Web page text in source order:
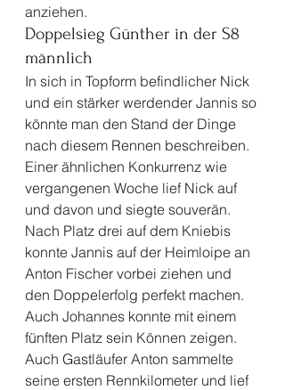
anziehen.
Doppelsieg Günther in der S8
männlich
In sich in Topform befindlicher Nick
und ein stärker werdender Jannis so
könnte man den Stand der Dinge
nach diesem Rennen beschreiben.
Einer ähnlichen Konkurrenz wie
vergangenen Woche lief Nick auf
und davon und siegte souverän.
Nach Platz drei auf dem Kniebis
konnte Jannis auf der Heimloipe an
Anton Fischer vorbei ziehen und
den Doppelerfolg perfekt machen.
Auch Johannes konnte mit einem
fünften Platz sein Können zeigen.
Auch Gastläufer Anton sammelte
seine ersten Rennkilometer und lief